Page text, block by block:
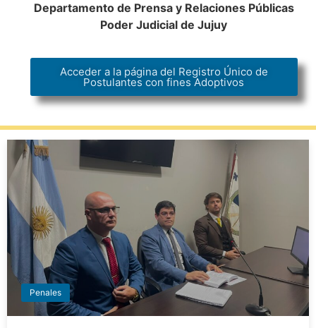
Departamento de Prensa y Relaciones Públicas
Poder Judicial de Jujuy
Acceder a la página del Registro Único de
Postulantes con fines Adoptivos
Penales